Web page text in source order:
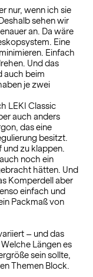
nur, wenn ich sie
sehen wir
an. Da wäre
Eine
Einfach
Und das
auch beim
je zwei
LEKI Classic
auch anders
das eine
besitzt.
und zu klappen.
noch ein
hätten. Und
Komperdell aber
einfach und
Packmaß von
– und das
Längen es
sein sollte,
Themen Block.